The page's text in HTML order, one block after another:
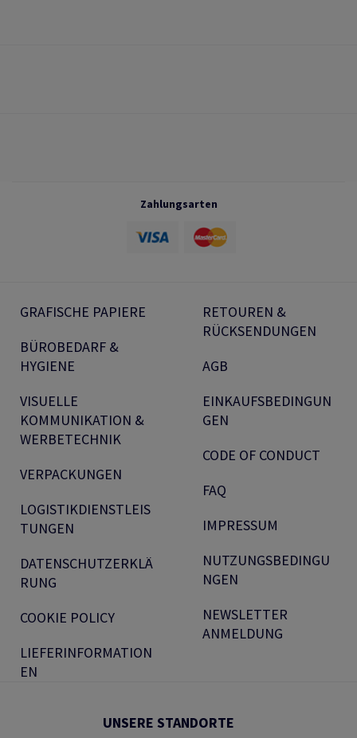
Zahlungsarten
GRAFISCHE PAPIERE
BÜROBEDARF &
HYGIENE
VISUELLE
KOMMUNIKATION &
WERBETECHNIK
VERPACKUNGEN
LOGISTIKDIENSTLEIS
TUNGEN
DATENSCHUTZERKLÄ
RUNG
COOKIE POLICY
LIEFERINFORMATION
EN
RETOUREN &
RÜCKSENDUNGEN
AGB
EINKAUFSBEDINGUN
GEN
CODE OF CONDUCT
FAQ
IMPRESSUM
NUTZUNGSBEDINGU
NGEN
NEWSLETTER
ANMELDUNG
UNSERE STANDORTE